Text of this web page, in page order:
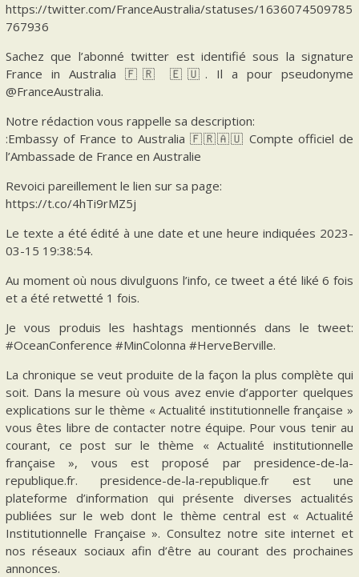
https://twitter.com/FranceAustralia/statuses/1636074509785
767936
Sachez que l’abonné twitter est identifié sous la signature
France in Australia 🇫🇷 🇪🇺. Il a pour pseudonyme
@FranceAustralia.
Notre rédaction vous rappelle sa description:
:Embassy of France to Australia 🇫🇷🇦🇺 Compte officiel de
l’Ambassade de France en Australie
Revoici pareillement le lien sur sa page:
https://t.co/4hTi9rMZ5j
Le texte a été édité à une date et une heure indiquées 2023-
03-15 19:38:54.
Au moment où nous divulguons l’info, ce tweet a été liké 6 fois
et a été retwetté 1 fois.
Je vous produis les hashtags mentionnés dans le tweet:
#OceanConference #MinColonna #HerveBerville.
La chronique se veut produite de la façon la plus complète qui
soit. Dans la mesure où vous avez envie d’apporter quelques
explications sur le thème « Actualité institutionnelle française »
vous êtes libre de contacter notre équipe. Pour vous tenir au
courant, ce post sur le thème « Actualité institutionnelle
française », vous est proposé par presidence-de-la-
republique.fr. presidence-de-la-republique.fr est une
plateforme d’information qui présente diverses actualités
publiées sur le web dont le thème central est « Actualité
Institutionnelle Française ». Consultez notre site internet et
nos réseaux sociaux afin d’être au courant des prochaines
annonces.